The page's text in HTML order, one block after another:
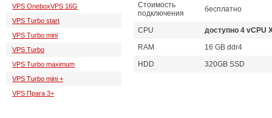
Стоимость
подключения
бесплатно
CPU
доступно 4 vCPU
RAM
16 GB ddr4
HDD
320GB SSD
VPS OneboxVPS 16G
VPS Turbo start
VPS Turbo mini
VPS Turbo
VPS Turbo maximum
VPS Turbo mini +
VPS Прага 3+